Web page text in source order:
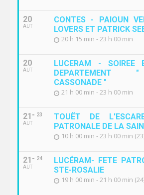
20
AUT
CONTES - PAIOUN
LOVERS ET PATRICK
20 h 15 min - 23 h 00 min
20
AUT
LUCERAM - SOIREE
DEPARTEMENT
CASSONADE "
21 h 00 min - 23 h 00 min
21
AUT
23
TOUËT DE
PATRONALE DE LA
10 h 00 min - 23 h 00 min
21
AUT
24
LUCÉRAM- FETE
STE-ROSALIE
19 h 00 min - 21 h 00 min